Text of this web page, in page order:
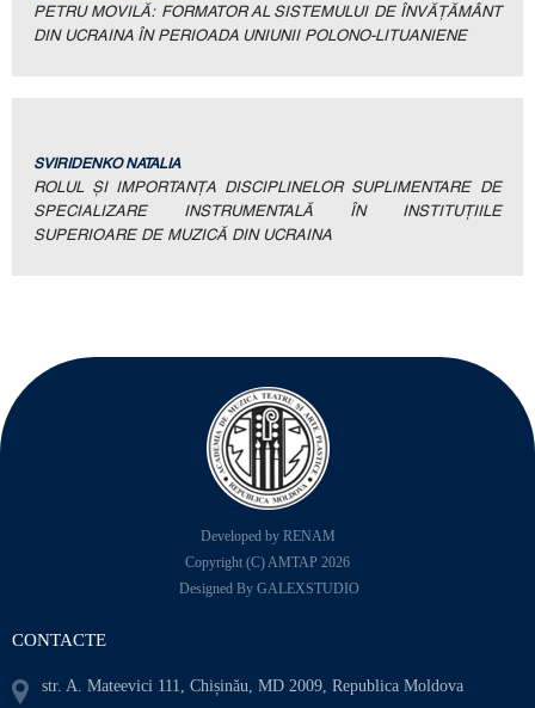
PETRU MOVILĂ: FORMATOR AL SISTEMULUI DE ÎNVĂŢĂMÂNT
DIN UCRAINA ÎN PERIOADA UNIUNII POLONO-LITUANIENE
SVIRIDENKO NATALIA
ROLUL ŞI IMPORTANŢA DISCIPLINELOR SUPLIMENTARE DE
SPECIALIZARE INSTRUMENTALĂ ÎN INSTITUŢIILE
SUPERIOARE DE MUZICĂ DIN UCRAINA
Developed by RENAM
Copyright (C) AMTAP 2026
Designed By GALEXSTUDIO
CONTACTE
str. A. Mateevici 111, Chișinău, MD 2009, Republica Moldova